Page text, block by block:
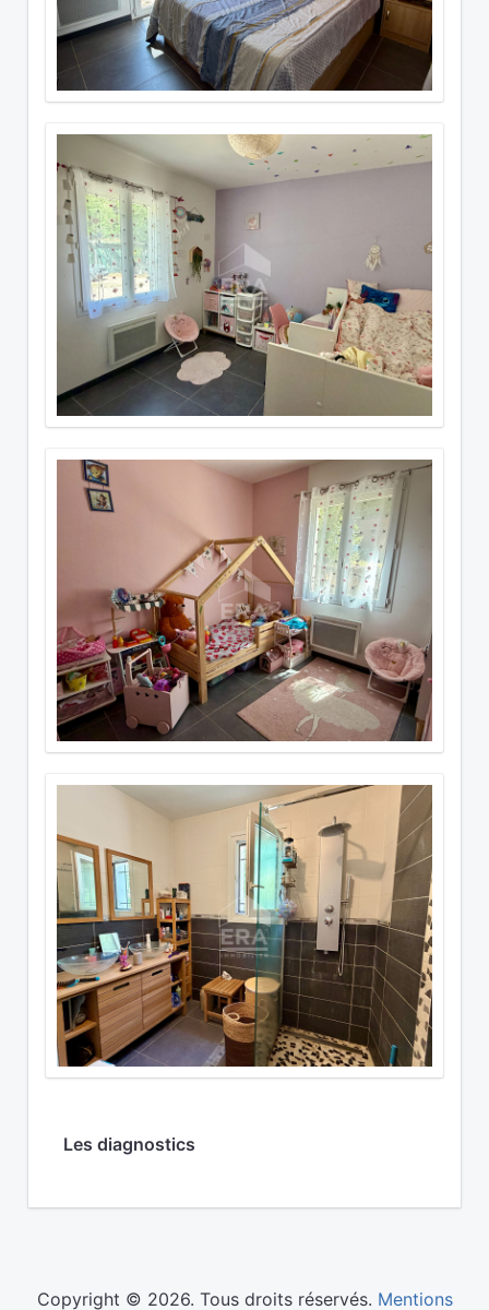
Les diagnostics
Copyright © 2026. Tous droits réservés. Mentions